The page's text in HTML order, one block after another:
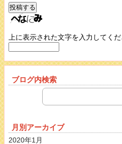
上に表示された文字を入力してくだ
ブログ内検索
月別アーカイブ
2020年1月